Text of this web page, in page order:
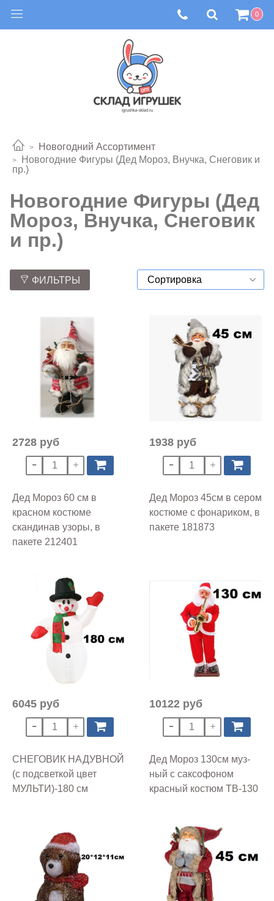
0
Новогодний Ассортимент
Новогодние Фигуры (Дед Мороз, Внучка, Снеговик и
пр.)
Новогодние Фигуры (Дед
Мороз, Внучка, Снеговик
и пр.)
ФИЛЬТРЫ
2728 руб
Дед Мороз 60 см в
красном костюме
скандинав узоры, в
пакете 212401
1938 руб
Дед Мороз 45см в сером
костюме с фонариком, в
пакете 181873
6045 руб
СНЕГОВИК НАДУВНОЙ
(с подсветкой цвет
МУЛЬТИ)-180 см
10122 руб
Дед Мороз 130см муз-
ный с саксофоном
красный костюм ТВ-130